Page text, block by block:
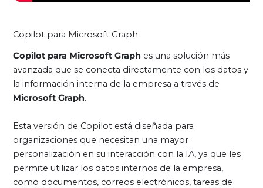
Copilot para Microsoft Graph
Copilot para Microsoft Graph es una solución más
avanzada que se conecta directamente con los datos y
la información interna de la empresa a través de
Microsoft Graph.
Esta versión de Copilot está diseñada para
organizaciones que necesitan una mayor
personalización en su interacción con la IA, ya que les
permite utilizar los datos internos de la empresa,
como documentos, correos electrónicos, tareas de